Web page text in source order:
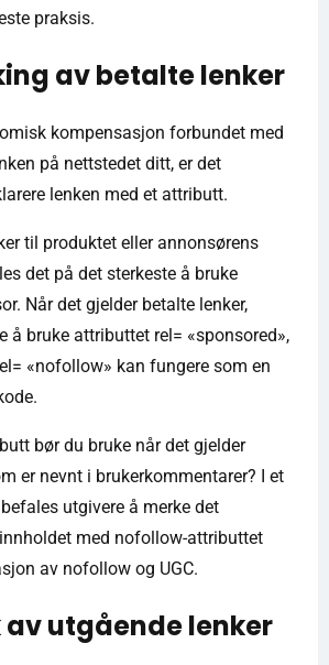
praksis.
av betalte lenker
kompensasjon forbundet med
på nettstedet ditt, er det
lenken med et attributt.
til produktet eller annonsørens
det på det sterkeste å bruke
Når det gjelder betalte lenker,
å bruke attributtet rel= «sponsored»,
«nofollow» kan fungere som en
bør du bruke når det gjelder
er nevnt i brukerkommentarer? I et
utgivere å merke det
med nofollow-attributtet
av nofollow og UGC.
av utgående lenker